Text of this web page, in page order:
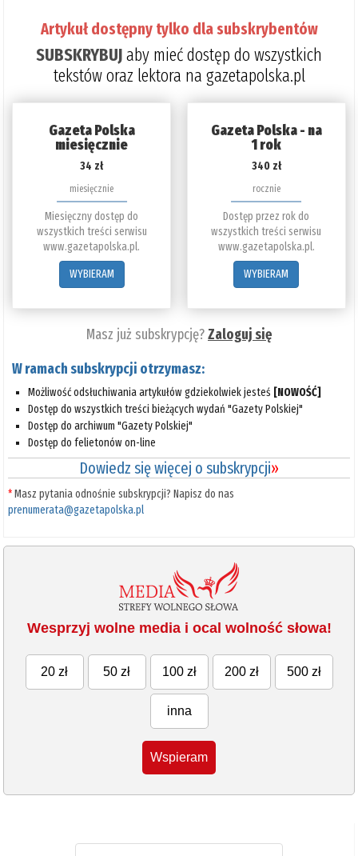
Artykuł dostępny tylko dla subskrybentów
SUBSKRYBUJaby mieć dostęp do wszystkich
tekstów oraz lektora na gazetapolska.pl
Gazeta Polska
miesięcznie
34 zł
miesięcznie
Miesięczny dostęp do
wszystkich treści serwisu
www.gazetapolska.pl.
WYBIERAM
Gazeta Polska - na
1 rok
340 zł
rocznie
Dostęp przez rok do
wszystkich treści serwisu
www.gazetapolska.pl.
WYBIERAM
Masz już subskrypcję?Zaloguj się
W ramach subskrypcji otrzymasz:
Możliwość odsłuchiwania artykułów gdziekolwiek jesteś [NOWOŚĆ]
Dostęp do wszystkich treści bieżących wydań "Gazety Polskiej"
Dostęp do archiwum "Gazety Polskiej"
Dostęp do felietonów on-line
Dowiedz się więcej o subskrypcji»
*Masz pytania odnośnie subskrypcji? Napisz do nas
prenumerata@gazetapolska.pl
Wesprzyj wolne media i ocal wolność słowa!
20 zł 50 zł 100 zł 200 zł 500 zł
inna
Wspieram